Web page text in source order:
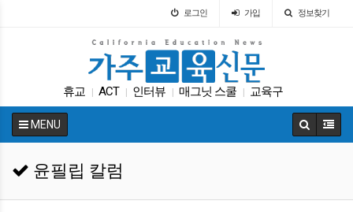
로그인 가입 정보찾기
휴교 ACT 인터뷰 매그닛 스쿨 교육구
| 봉사활동 SAT UC 바이든 LA교육구
MENU
윤필립 칼럼